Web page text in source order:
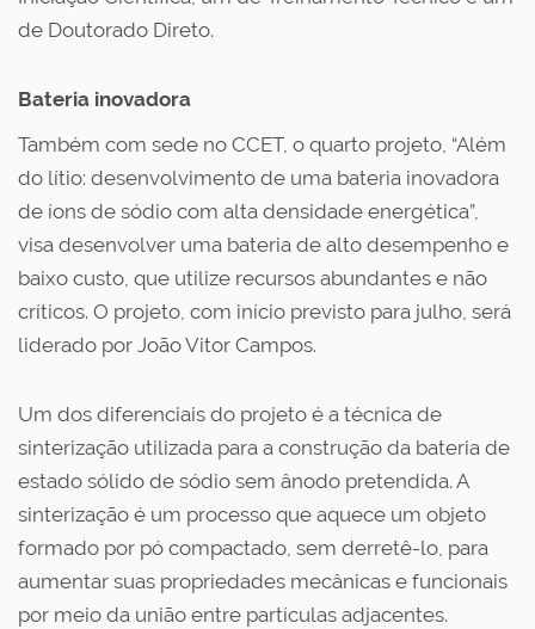
de Doutorado Direto.
Bateria inovadora
Também com sede no CCET, o quarto projeto, “Além
do lítio: desenvolvimento de uma bateria inovadora
de íons de sódio com alta densidade energética”,
visa desenvolver uma bateria de alto desempenho e
baixo custo, que utilize recursos abundantes e não
críticos. O projeto, com início previsto para julho, será
liderado por João Vitor Campos.
Um dos diferenciais do projeto é a técnica de
sinterização utilizada para a construção da bateria de
estado sólido de sódio sem ânodo pretendida. A
sinterização é um processo que aquece um objeto
formado por pó compactado, sem derretê-lo, para
aumentar suas propriedades mecânicas e funcionais
por meio da união entre partículas adjacentes.